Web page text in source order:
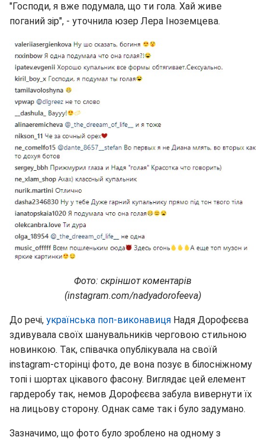
"Господи, я вже подумала, що ти гола. Хай живе
поганий зір", - уточнила юзер Лера Іноземцева.
Фото: скріншот коментарів
(instagram.com/nadyadorofeeva)
До речі, українська поп-виконавиця Надя Дорофєєва
здивувала своїх шанувальників черговою стильною
новинкою. Так, співачка опублікувала на своїй
instagram-сторінці фото, де вона позує в білосніжному
топі і шортах цікавого фасону. Виглядає цей елемент
гардеробу так, немов Дорофєєва забула вивернути їх
на лицьову сторону. Однак саме так і було задумано.
Зазначимо, що фото було зроблено на одному з